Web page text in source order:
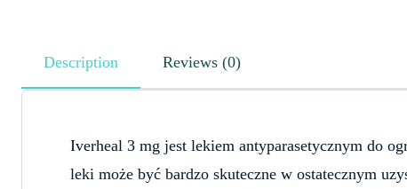
Description Reviews (0)
Iverheal 3 mg jest lekiem antyparasetycznym do
leki może być bardzo skuteczne w ostatecznym